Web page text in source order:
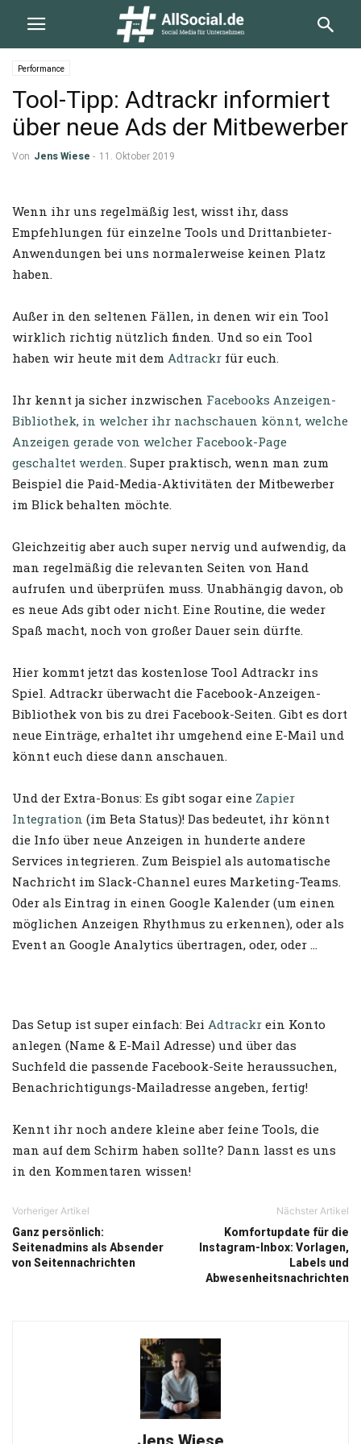
Performance
Tool-Tipp: Adtrackr informiert
über neue Ads der Mitbewerber
Von Jens Wiese - 11. Oktober 2019
Wenn ihr uns regelmäßig lest, wisst ihr, dass
Empfehlungen für einzelne Tools und Drittanbieter-
Anwendungen bei uns normalerweise keinen Platz
haben.
Außer in den seltenen Fällen, in denen wir ein Tool
wirklich richtig nützlich finden. Und so ein Tool
haben wir heute mit dem Adtrackr für euch.
Ihr kennt ja sicher inzwischen Facebooks Anzeigen-
Bibliothek, in welcher ihr nachschauen könnt, welche
Anzeigen gerade von welcher Facebook-Page
geschaltet werden. Super praktisch, wenn man zum
Beispiel die Paid-Media-Aktivitäten der Mitbewerber
im Blick behalten möchte.
Gleichzeitig aber auch super nervig und aufwendig, da
man regelmäßig die relevanten Seiten von Hand
aufrufen und überprüfen muss. Unabhängig davon, ob
es neue Ads gibt oder nicht. Eine Routine, die weder
Spaß macht, noch von großer Dauer sein dürfte.
Hier kommt jetzt das kostenlose Tool Adtrackr ins
Spiel. Adtrackr überwacht die Facebook-Anzeigen-
Bibliothek von bis zu drei Facebook-Seiten. Gibt es dort
neue Einträge, erhaltet ihr umgehend eine E-Mail und
könnt euch diese dann anschauen.
Und der Extra-Bonus: Es gibt sogar eine Zapier
Integration (im Beta Status)! Das bedeutet, ihr könnt
die Info über neue Anzeigen in hunderte andere
Services integrieren. Zum Beispiel als automatische
Nachricht im Slack-Channel eures Marketing-Teams.
Oder als Eintrag in einen Google Kalender (um einen
möglichen Anzeigen Rhythmus zu erkennen), oder als
Event an Google Analytics übertragen, oder, oder …
Das Setup ist super einfach: Bei Adtrackr ein Konto
anlegen (Name & E-Mail Adresse) und über das
Suchfeld die passende Facebook-Seite heraussuchen,
Benachrichtigungs-Mailadresse angeben, fertig!
Kennt ihr noch andere kleine aber feine Tools, die
man auf dem Schirm haben sollte? Dann lasst es uns
in den Kommentaren wissen!
Vorheriger Artikel
Ganz persönlich:
Seitenadmins als Absender
von Seitennachrichten
Nächster Artikel
Komfortupdate für die
Instagram-Inbox: Vorlagen,
Labels und
Abwesenheitsnachrichten